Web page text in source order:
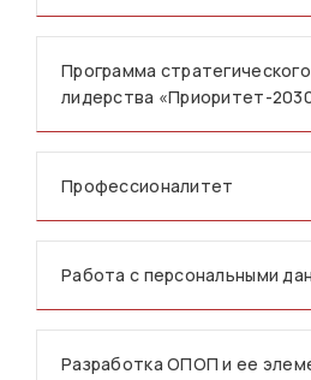
Программа
лидерства «Приоритет-
Профессионалитет
Работа с персональными
Разработка ОПОП и ее